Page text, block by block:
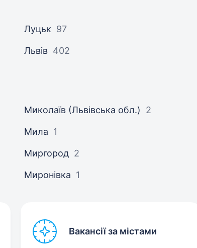
Луцьк 97
Львів 402
Миколаїв (Львівська обл.) 2
Мила 1
Миргород 2
Миронівка 1
Вакансії за містами